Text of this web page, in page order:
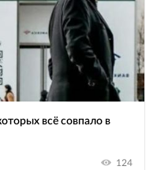
всё совпало в
124